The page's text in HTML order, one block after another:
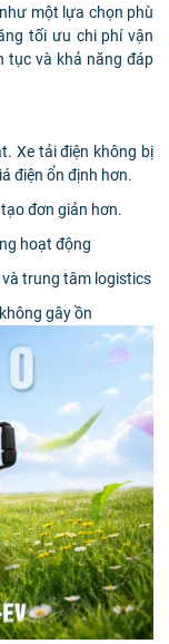
một lựa chọn phù
tối ưu chi phí vận
tục và khả năng đáp
Xe tải điện không bị
điện ổn định hơn.
đơn giản hơn.
hoạt động
trung tâm logistics
gây ồn